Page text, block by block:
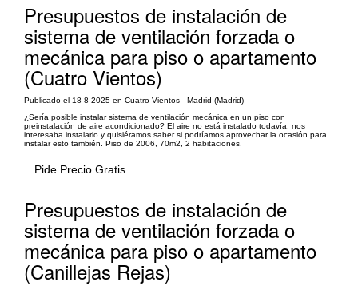
Presupuestos de instalación de
sistema de ventilación forzada o
mecánica para piso o apartamento
(Cuatro Vientos)
Publicado el 18-8-2025 en Cuatro Vientos - Madrid (Madrid)
¿Sería posible instalar sistema de ventilación mecánica en un piso con
preinstalación de aire acondicionado? El aire no está instalado todavía, nos
interesaba instalarlo y quisiéramos saber si podríamos aprovechar la ocasión para
instalar esto también. Piso de 2006, 70m2, 2 habitaciones.
Pide Precio Gratis
Presupuestos de instalación de
sistema de ventilación forzada o
mecánica para piso o apartamento
(Canillejas Rejas)